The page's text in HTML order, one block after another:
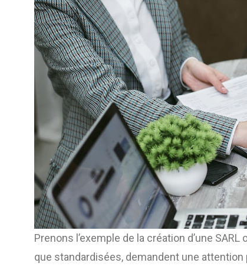
Prenons l’exemple de la création d’une
que standardisées, demandent une